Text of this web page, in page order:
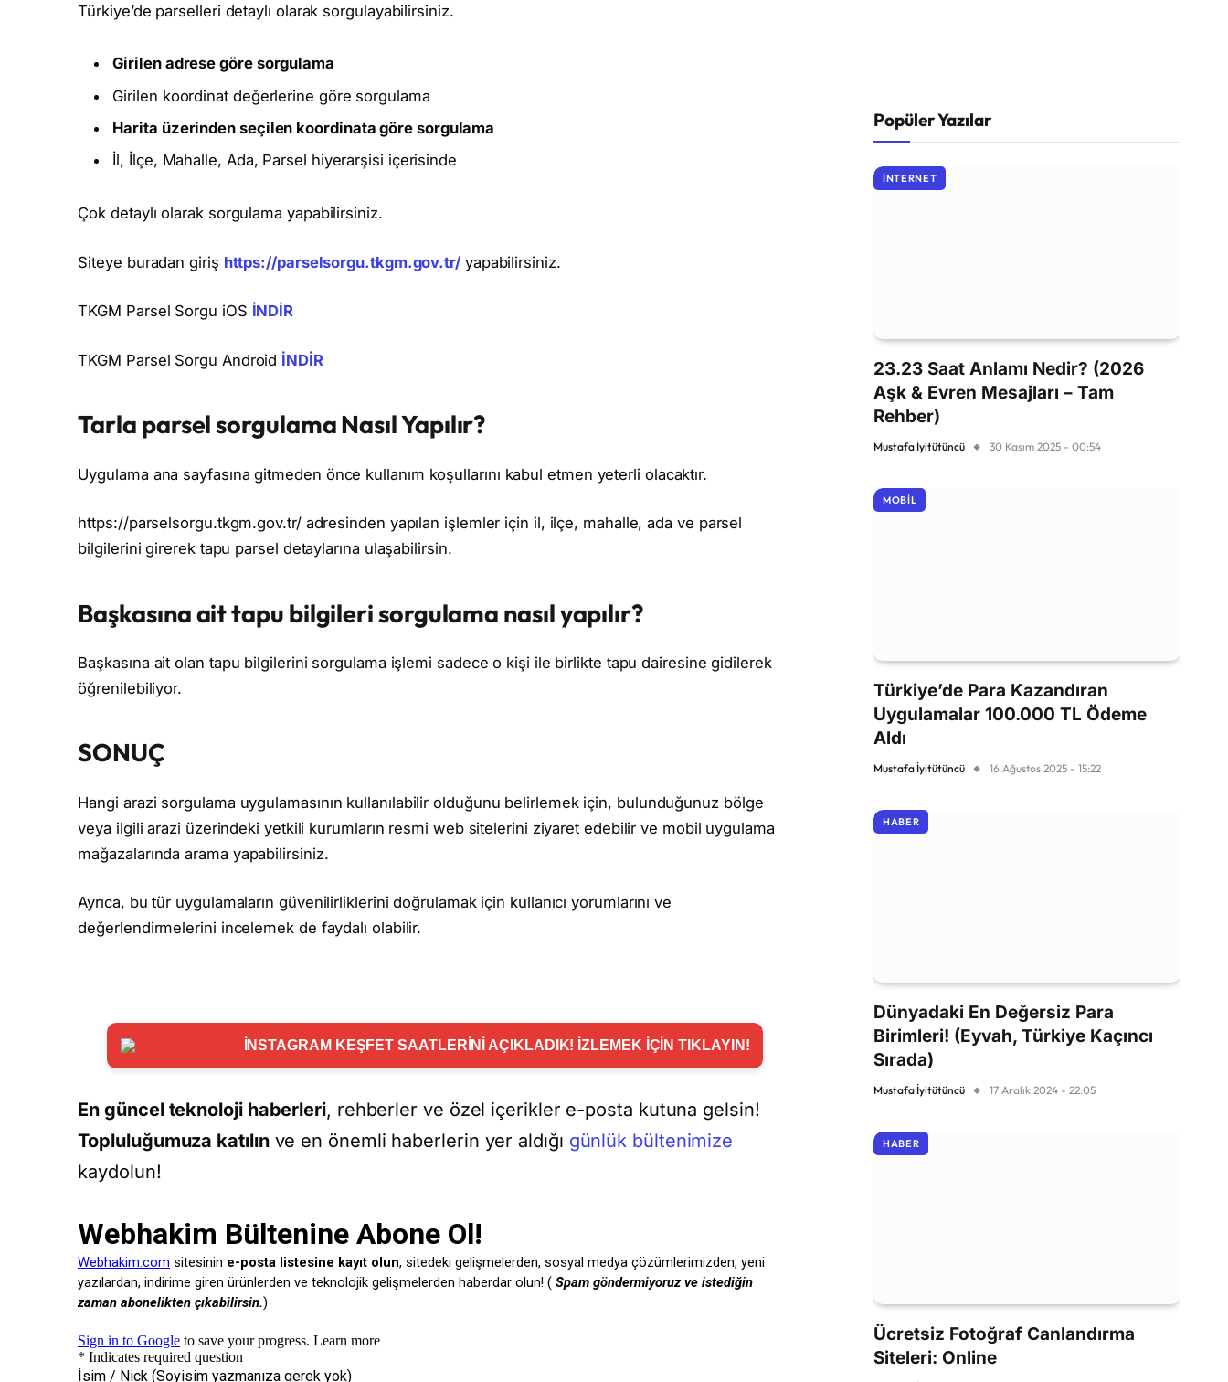
Türkiye’de parselleri detaylı olarak sorgulayabilirsiniz.
Girilen adrese göre sorgulama
Girilen koordinat değerlerine göre sorgulama
Harita üzerinden seçilen koordinata göre sorgulama
İl, İlçe, Mahalle, Ada, Parsel hiyerarşisi içerisinde
Çok detaylı olarak sorgulama yapabilirsiniz.
Siteye buradan giriş https://parselsorgu.tkgm.gov.tr/yapabilirsiniz.
TKGM Parsel Sorgu iOS İNDİR
TKGM Parsel Sorgu Android İNDİR
Tarla parsel sorgulama Nasıl Yapılır?
Uygulama ana sayfasına gitmeden önce kullanım koşullarını kabul etmen yeterli olacaktır.
https://parselsorgu.tkgm.gov.tr/ adresinden yapılan işlemler için il, ilçe, mahalle, ada ve parsel
bilgilerini girerek tapu parsel detaylarına ulaşabilirsin.
Başkasına ait tapu bilgileri sorgulama nasıl yapılır?
Başkasına ait olan tapu bilgilerini sorgulama işlemi sadece o kişi ile birlikte tapu dairesine gidilerek
öğrenilebiliyor.
SONUÇ
Hangi arazi sorgulama uygulamasının kullanılabilir olduğunu belirlemek için, bulunduğunuz bölge
veya ilgili arazi üzerindeki yetkili kurumların resmi web sitelerini ziyaret edebilir ve mobil uygulama
mağazalarında arama yapabilirsiniz.
Ayrıca, bu tür uygulamaların güvenilirliklerini doğrulamak için kullanıcı yorumlarını ve
değerlendirmelerini incelemek de faydalı olabilir.
İNSTAGRAM KEŞFET SAATLERİNİ AÇIKLADIK! İZLEMEK İÇİN TIKLAYIN!
En güncel teknoloji haberleri, rehberler ve özel içerikler e-posta kutuna gelsin!
Topluluğumuza katılınve en önemli haberlerin yer aldığı günlük bültenimize
kaydolun!
Popüler Yazılar
İNTERNET
23.23 Saat Anlamı Nedir? (2026
Aşk & Evren Mesajları – Tam
Rehber)
Mustafa İyitütüncü 30 Kasım 2025 - 00:54
MOBIL
Türkiye’de Para Kazandıran
Uygulamalar 100.000 TL Ödeme
Aldı
Mustafa İyitütüncü 16 Ağustos 2025 - 15:22
HABER
Dünyadaki En Değersiz Para
Birimleri! (Eyvah, Türkiye Kaçıncı
Sırada)
Mustafa İyitütüncü 17 Aralık 2024 - 22:05
HABER
Ücretsiz Fotoğraf Canlandırma
Siteleri: Online